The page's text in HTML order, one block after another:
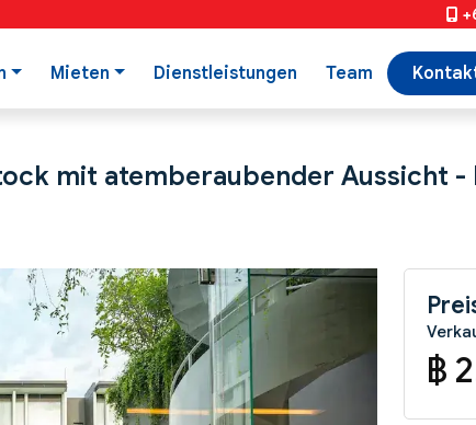
Mieten Dienstleistungen Team
mit atemberaubender Aussicht -
฿